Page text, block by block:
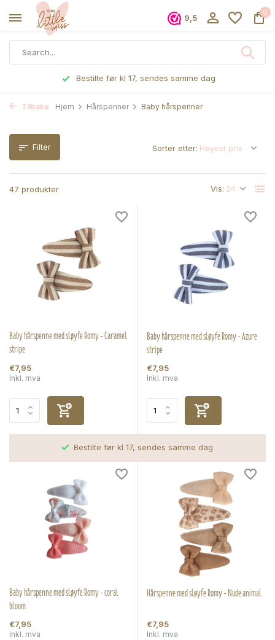
9,5
0
Bestilte før kl 17, sendes samme dag
Tilbake Hjem Hårspenner Baby hårspenner
Filter
47 produkter Vis:
Sorter etter:
Baby hårspenne med sløyfe Romy - Caramel
stripe
€7,95
Inkl. mva
Baby hårspenne med sløyfe Romy - Azure
stripe
€7,95
Inkl. mva
Bestilte før kl 17, sendes samme dag
Baby hårspenne med sløyfe Romy - coral
bloom
€7,95
Inkl. mva
Hårspenne med sløyfe Romy - Nude animal
€7,95
Inkl. mva